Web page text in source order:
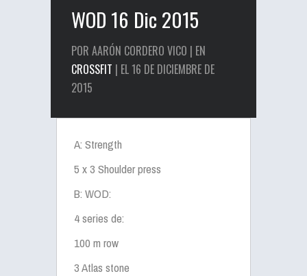
WOD 16 Dic 2015
POR AARÓN CORDERO VICO | EN
CROSSFIT | EL 16 DE DICIEMBRE DE
2015
A: Strength
5 x 3 Shoulder press
B: WOD:
4 series de:
100 m row
3 Atlas stone